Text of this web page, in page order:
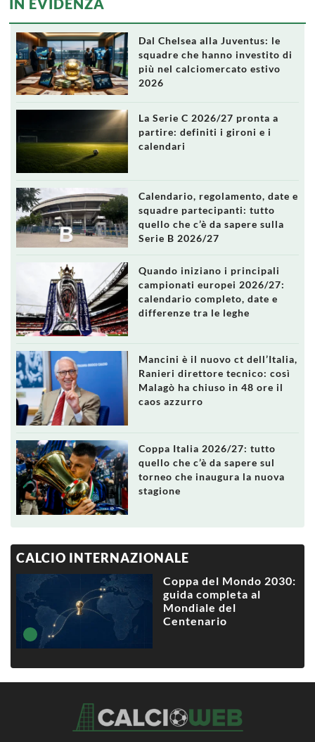
IN EVIDENZA
Dal Chelsea alla Juventus: le
squadre che hanno investito di
più nel calciomercato estivo
2026
La Serie C 2026/27 pronta a
partire: definiti i gironi e i
calendari
Calendario, regolamento, date e
squadre partecipanti: tutto
quello che c’è da sapere sulla
Serie B 2026/27
Quando iniziano i principali
campionati europei 2026/27:
calendario completo, date e
differenze tra le leghe
Mancini è il nuovo ct dell’Italia,
Ranieri direttore tecnico: così
Malagò ha chiuso in 48 ore il
caos azzurro
Coppa Italia 2026/27: tutto
quello che c’è da sapere sul
torneo che inaugura la nuova
stagione
CALCIO INTERNAZIONALE
Coppa del Mondo 2030:
guida completa al
Mondiale del
Centenario